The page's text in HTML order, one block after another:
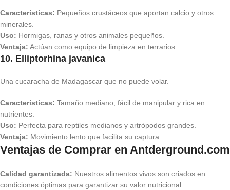
Características: Pequeños crustáceos que aportan calcio y otros
minerales.
Uso: Hormigas, ranas y otros animales pequeños.
Ventaja: Actúan como equipo de limpieza en terrarios.
10. Elliptorhina javanica
Una cucaracha de Madagascar que no puede volar.
Características: Tamaño mediano, fácil de manipular y rica en
nutrientes.
Uso: Perfecta para reptiles medianos y artrópodos grandes.
Ventaja: Movimiento lento que facilita su captura.
Ventajas de Comprar en Antderground.com
Calidad garantizada: Nuestros alimentos vivos son criados en
condiciones óptimas para garantizar su valor nutricional.